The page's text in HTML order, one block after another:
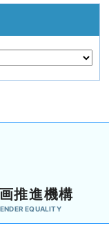
推進機構
EQUALITY